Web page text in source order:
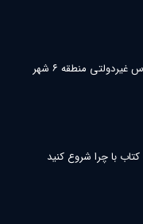
نشست موسسین و مدیران مدارس غیردولتی منطقه ۶ شهر
با چرا شروع کنید